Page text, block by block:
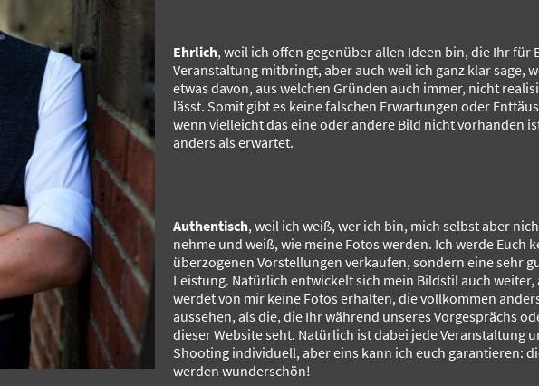
Ehrlich, weil ich offen gegenüber allen Ideen bin, die Ihr für
Veranstaltung mitbringt, aber auch weil ich ganz klar sage,
etwas davon, aus welchen Gründen auch immer, nicht
lässt. Somit gibt es keine falschen Erwartungen oder
wenn vielleicht das eine oder andere Bild nicht vorhanden
anders als erwartet.
Authentisch, weil ich weiß, wer ich bin, mich selbst aber
nehme und weiß, wie meine Fotos werden. Ich werde Euch
überzogenen Vorstellungen verkaufen, sondern eine sehr
Leistung. Natürlich entwickelt sich mein Bildstil auch weiter,
werdet von mir keine Fotos erhalten, die vollkommen
aussehen, als die, die Ihr während unseres Vorgesprächs
dieser Website seht. Natürlich ist dabei jede Veranstaltung
Shooting individuell, aber eins kann ich euch garantieren:
werden wunderschön!